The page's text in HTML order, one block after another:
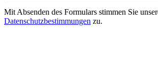
Mit Absenden des Formulars stimmen Sie
Datenschutzbestimmungen zu.